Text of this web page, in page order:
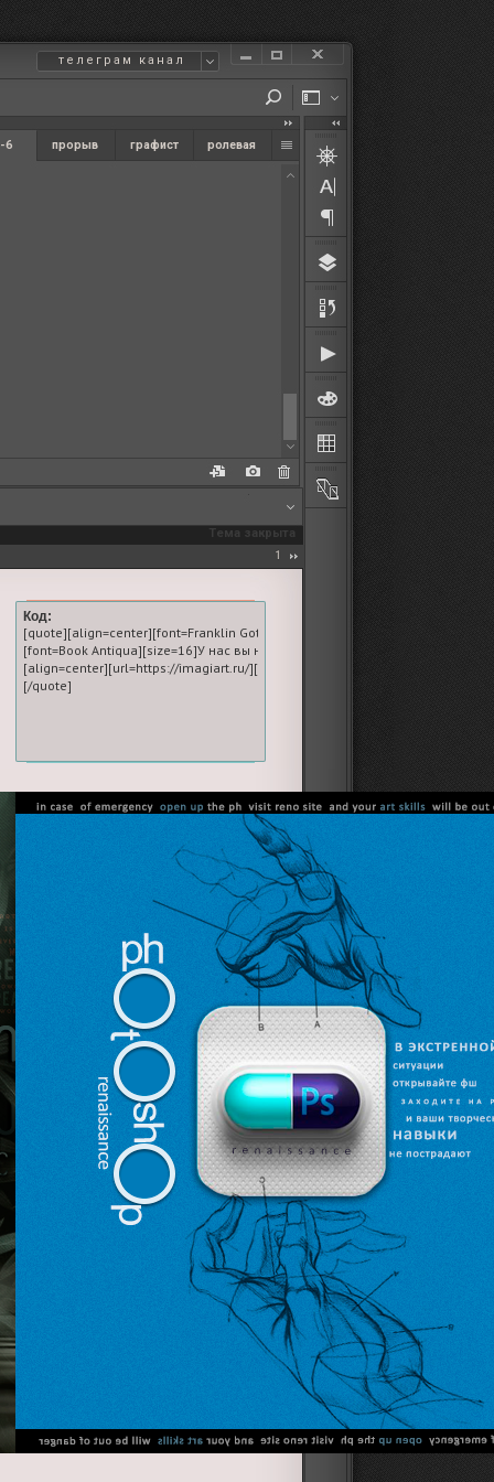
телеграм канал
6 прорыв графист ролевая
Тема закрыта
1
школа Photoshop на просторах форумов.[/url][/size][/font]
создавать и верстать дизайны, обрабатывать фото и работать
img][/url][/align]
imagiart.ru/]Лучшая школа Photoshop на
делать первоклассную графику для форумов, создавать и
i.imgur.com/vOifWWA.png[/img][/url][/align]
Код:
[quote][align=center][font=Franklin Gothic Medium][size=20][url=https://
[font=Book Antiqua][size=16]У нас вы научитесь делать первоклассную
[align=center][url=https://imagiart.ru/][img]https://forumstatic.ru/files/0019/